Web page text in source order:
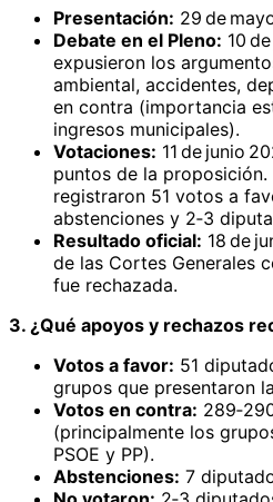
Presentación: 29 de
Debate en el Pleno: 10
expusieron los
ambiental, accidentes,
en contra (importancia
ingresos municipales).
Votaciones: 11 de junio
puntos de la
registraron 51 votos a
abstenciones y 2‑3
Resultado oficial: 18 de
de las Cortes Generales
fue rechazada.
3. ¿Qué apoyos y rechazos
Votos a favor: 51
grupos que presentaron
Votos en contra:
(principalmente los
PSOE y PP).
Abstenciones: 7